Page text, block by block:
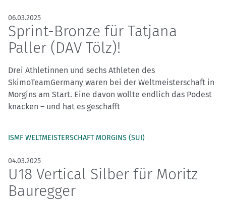
06.03.2025
Sprint-Bronze für Tatjana
Paller (DAV Tölz)!
Drei Athletinnen und sechs Athleten des
SkimoTeamGermany waren bei der Weltmeisterschaft in
Morgins am Start. Eine davon wollte endlich das Podest
knacken – und hat es geschafft
ISMF WELTMEISTERSCHAFT MORGINS (SUI)
04.03.2025
U18 Vertical Silber für Moritz
Bauregger